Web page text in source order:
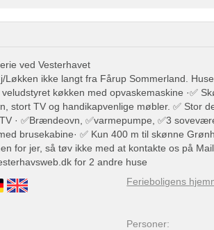
ved Vesterhavet
ikke langt fra Fårup Sommerland.
køkken med opvaskemaskine ·✅
stort TV og handikapvenlige møbler. ✅ Stor
· ✅Brændeovn, ✅varmepumpe, ✅3
brusekabine· ✅ Kun 400 m til skønne
for jer, så tøv ikke med at kontakte os på
for 2 andre huse
Ferieboligens
Personer: